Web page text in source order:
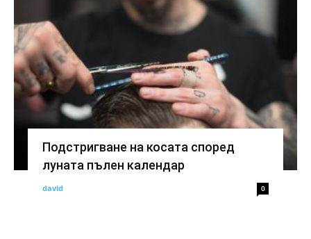
Подстригване на косата според
луната пълен календар
david 0